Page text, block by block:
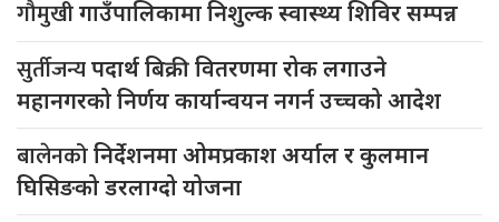
गौमुखीगाउँपालिकामा निशुल्क स्वास्थ्य शिविर सम्पन्न
सुर्तीजन्यपदार्थ बिक्री वितरणमा रोक लगाउने
महानगरको निर्णय कार्यान्वयन नगर्न उच्चको आदेश
बालेनकोनिर्देशनमा ओमप्रकाश अर्याल र कुलमान
घिसिङको डरलाग्दो योजना